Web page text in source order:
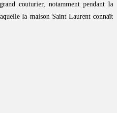
couturier, notamment pendant la
la maison Saint Laurent connaît